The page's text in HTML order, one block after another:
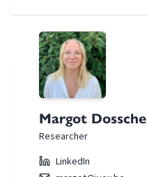
Margot Dossche
Researcher
LinkedIn